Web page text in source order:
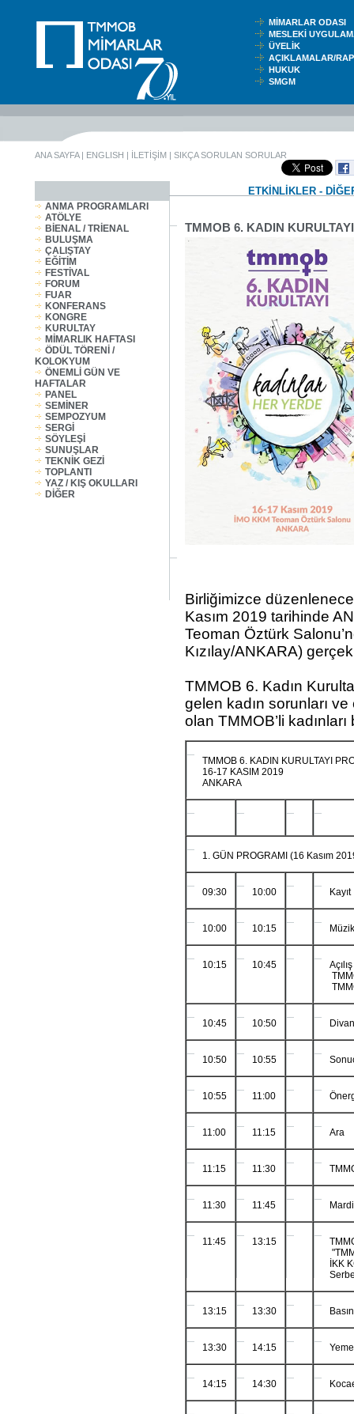
MİMARLAR ODASI
MESLEKİ
ÜYELİK
AÇIKLAMALAR/
HUKUK
SMGM
ANA SAYFA| ENGLISH | İLETİŞİM | SIKÇA SORULAN SORULAR
ANMA PROGRAMLARI
ATÖLYE
BİENAL / TRİENAL
BULUŞMA
ÇALIŞTAY
EĞİTİM
FESTİVAL
FORUM
FUAR
KONFERANS
KONGRE
KURULTAY
MİMARLIK HAFTASI
ÖDÜL TÖRENİ /
KOLOKYUM
ÖNEMLİ GÜN VE
HAFTALAR
PANEL
SEMİNER
SEMPOZYUM
SERGİ
SÖYLEŞİ
SUNUŞLAR
TEKNİK GEZİ
TOPLANTI
YAZ / KIŞ OKULLARI
DİĞER
ETKİNLİKLER -
TMMOB 6. KADIN KURULTAYI
Birliğimizce
Kasım 2019 tarihinde
Teoman Öztürk
Kızılay/ANKARA)
TMMOB 6. Kadın
gelen kadın sorunları
olan TMMOB’li
TMMOB 6. KADIN KURULTAYI
16-17 KASIM 2019
ANKARA
1. GÜN PROGRAMI (16 Kasım
09:30 10:00 Kayıt
10:00 10:15
10:15 10:45
10:45 10:50
10:50 10:55
10:55 11:00
11:00 11:15 Ara
11:15 11:30
11:30 11:45
11:45 13:15
İKK
13:15 13:30
13:30 14:15
14:15 14:30